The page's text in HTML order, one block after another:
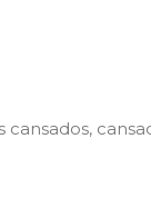
cansados,